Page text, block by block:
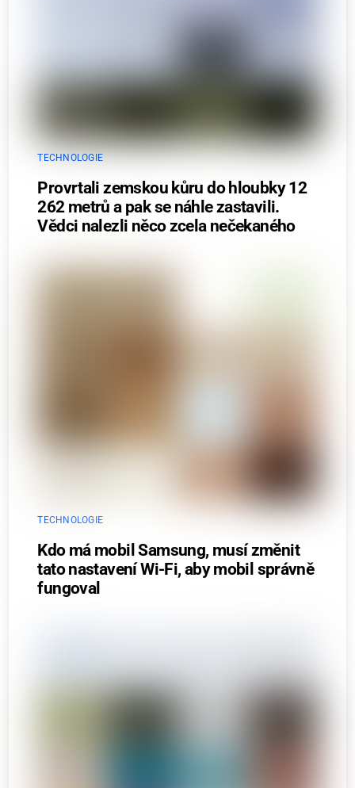
TECHNOLOGIE
Provrtali zemskou kůru do hloubky 12
262 metrů a pak se náhle zastavili.
Vědci nalezli něco zcela nečekaného
TECHNOLOGIE
Kdo má mobil Samsung, musí změnit
tato nastavení Wi-Fi, aby mobil správně
fungoval